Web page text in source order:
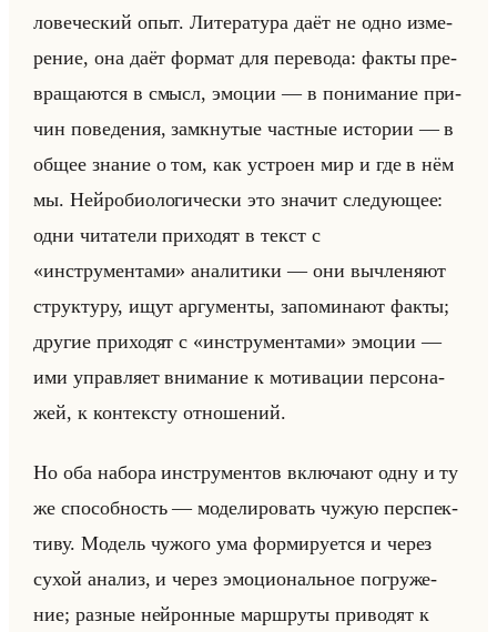
ло­ве­че­ский опыт. Ли­те­ра­ту­ра даёт не одно из­ме­
ре­ние, она даёт фор­мат для пе­ре­во­да: факты пре­
вра­ща­ют­ся в смысл, эмо­ции — в по­ни­ма­ние при­
чин по­ве­де­ния, за­мкну­тые част­ные ис­то­рии — в
общее зна­ние о том, как устро­ен мир и где в нём
мы. Нейро­био­ло­ги­че­ски это зна­чит сле­ду­ющее:
одни чи­та­те­ли при­хо­дят в текст с
«инструментами» ана­ли­ти­ки — они вы­чле­ня­ют
струк­ту­ру, ищут ар­гу­мен­ты, за­по­ми­на­ют факты;
дру­гие при­хо­дят с «инструментами» эмо­ции —
ими управ­ля­ет вни­ма­ние к мо­ти­ва­ции пер­со­на­
жей, к кон­тек­сту от­но­ше­ний.
Но оба на­бо­ра ин­стру­мен­тов вклю­ча­ют одну и ту
же спо­соб­ность — мо­де­ли­ро­вать чужую пер­спек­
ти­ву. Мо­дель чу­жо­го ума фор­ми­ру­ет­ся и через
сухой ана­лиз, и через эмо­ци­ональное по­гру­же­
ние; раз­ные нейрон­ные марш­ру­ты при­во­дят к